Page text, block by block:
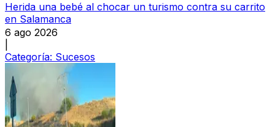
Herida una bebé al chocar un turismo contra su carrito
en Salamanca
6 ago 2026
Categoría: Sucesos